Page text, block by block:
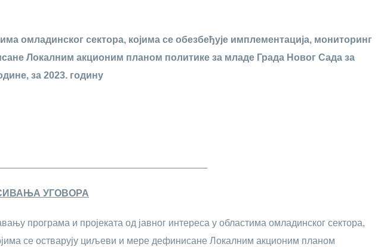
омладинског сектора, којима се обезбеђује имплементација, мониторинг
Локалним акционим планом политике за младе Града Новог Сада за
за 2023. годину
УГОВОРА
програма и пројеката од јавног интереса у областима омладинског сектора,
се остварују циљеви и мере дефинисане Локалним акционим планом